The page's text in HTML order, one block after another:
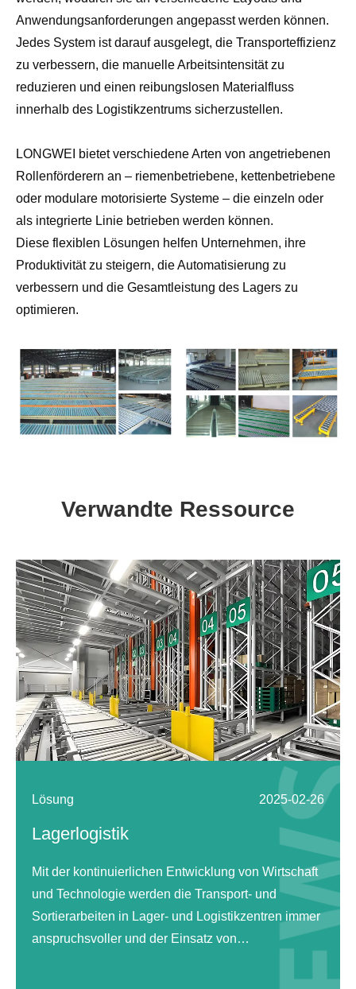
Anwendungsanforderungen angepasst werden können.
Jedes System ist darauf ausgelegt, die Transporteffizienz
zu verbessern, die manuelle Arbeitsintensität zu
reduzieren und einen reibungslosen Materialfluss
innerhalb des Logistikzentrums sicherzustellen.
LONGWEI bietet verschiedene Arten von angetriebenen
Rollenförderern an – riemenbetriebene, kettenbetriebene
oder modulare motorisierte Systeme – die einzeln oder
als integrierte Linie betrieben werden können.
Diese flexiblen Lösungen helfen Unternehmen, ihre
Produktivität zu steigern, die Automatisierung zu
verbessern und die Gesamtleistung des Lagers zu
optimieren.
Verwandte Ressource
Lösung 2025-02-26
Lagerlogistik
Mit der kontinuierlichen Entwicklung von Wirtschaft
und Technologie werden die Transport- und
Sortierarbeiten in Lager- und Logistikzentren immer
anspruchsvoller und der Einsatz von
Logistikzentren nimmt zu. Als Lagerfläche kann